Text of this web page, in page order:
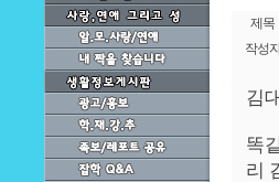
제목
작성
김
똑
리